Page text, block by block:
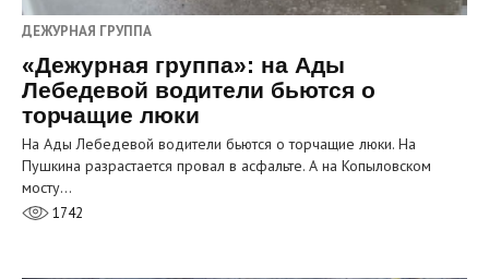
ДЕЖУРНАЯ ГРУППА
«Дежурная группа»: на Ады
Лебедевой водители бьются о
торчащие люки
На Ады Лебедевой водители бьются о торчащие люки. На
Пушкина разрастается провал в асфальте. А на Копыловском
мосту…
1742